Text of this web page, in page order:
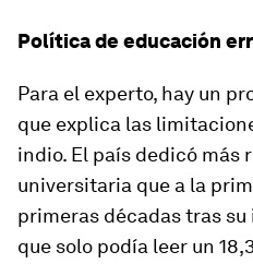
Política de educación
Para el experto, hay un
que explica las
indio. El país dedicó más
universitaria que a la
primeras décadas tras
que solo podía leer un